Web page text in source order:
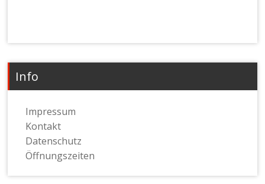
Info
Impressum
Kontakt
Datenschutz
Öffnungszeiten